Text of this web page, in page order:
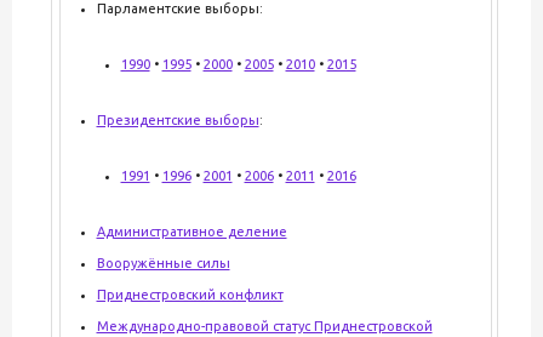
Парламентские выборы:
1990• 1995• 2000• 2005• 2010• 2015
Президентские выборы:
1991 • 1996• 2001 • 2006• 2011 • 2016
Административное деление
Вооружённые силы
Приднестровский конфликт
Международно-правовой статус Приднестровской